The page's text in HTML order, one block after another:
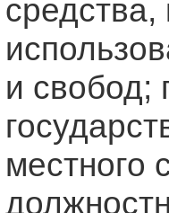
средства,
и свобод;
местного